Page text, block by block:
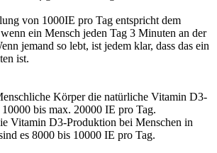
von 1000IE pro Tag entspricht dem
ein Mensch jeden Tag 3 Minuten an der
jemand so lebt, ist jedem klar, dass das ein
ist.
Körper die natürliche Vitamin D3-
bis max. 20000 IE pro Tag.
Vitamin D3-Produktion bei Menschen in
es 8000 bis 10000 IE pro Tag.